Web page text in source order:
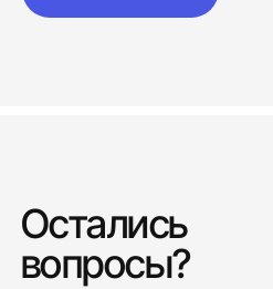
Остались
вопросы?